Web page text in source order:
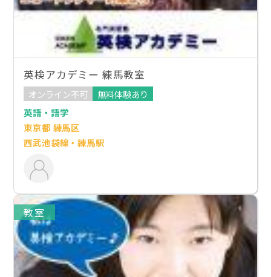
英検アカデミー 練馬教室
オンライン不可
無料体験あり
英語・語学
東京都 練馬区
西武池袋線・練馬駅
教室